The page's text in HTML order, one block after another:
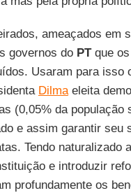
ameaçados em
governos do PTque os
Usaram para isso
Dilmaeleita
(0,05% da população
e assim garantir seu
Tendo naturalizado
e introduzir
profundamente os